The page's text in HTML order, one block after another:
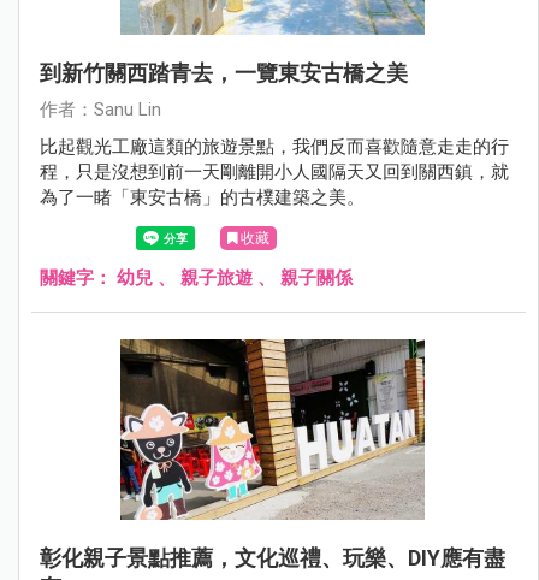
到新竹關西踏青去，一覽東安古橋之美
作者：Sanu Lin
比起觀光工廠這類的旅遊景點，我們反而喜歡隨意走走的行
程，只是沒想到前一天剛離開小人國隔天又回到關西鎮，就
為了一睹「東安古橋」的古樸建築之美。
收藏
關鍵字： 幼兒 、 親子旅遊 、 親子關係
彰化親子景點推薦，文化巡禮、玩樂、DIY應有盡